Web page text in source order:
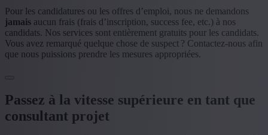
Pour les candidatures ou les offres d’emploi, nous ne demandons
jamais aucun frais (frais d’inscription, success fee, etc.) à nos
candidats. Nos services sont entièrement gratuits pour les candidats.
Vous avez remarqué quelque chose de suspect ? Contactez-nous afin
que nous puissions prendre les mesures appropriées.
Passez à la vitesse supérieure en tant que
consultant projet